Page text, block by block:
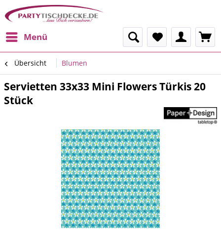
Menü
Übersicht Blumen
Servietten 33x33 Mini Flowers Türkis 20
Stück